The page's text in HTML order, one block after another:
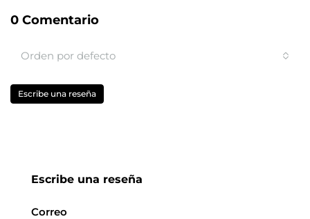
0 Comentario
Orden por defecto
Escribe una reseña
Escribe una reseña
Correo